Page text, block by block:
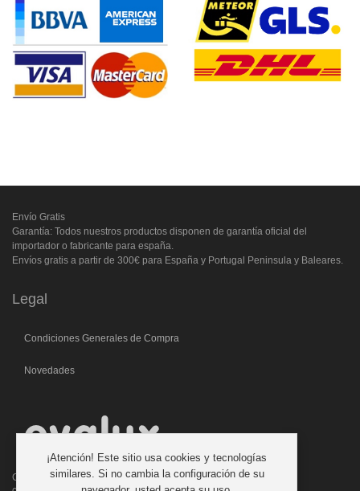
Envío Gratis
Garantía: Todos nuestros productos disponen de garantía oficial del
importador o fabricante para españa.
Envíos gratis a partir de 300€ para España y Portugal Peninsula y Baleares.
Legal
Condiciones Generales de Compra
Novedades
C/. Laforja, 46
¡Atención! Este sitio usa cookies y tecnologías
similares. Si no cambia la configuración de su